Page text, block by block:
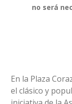
no será
En la Plaza
el clásico y